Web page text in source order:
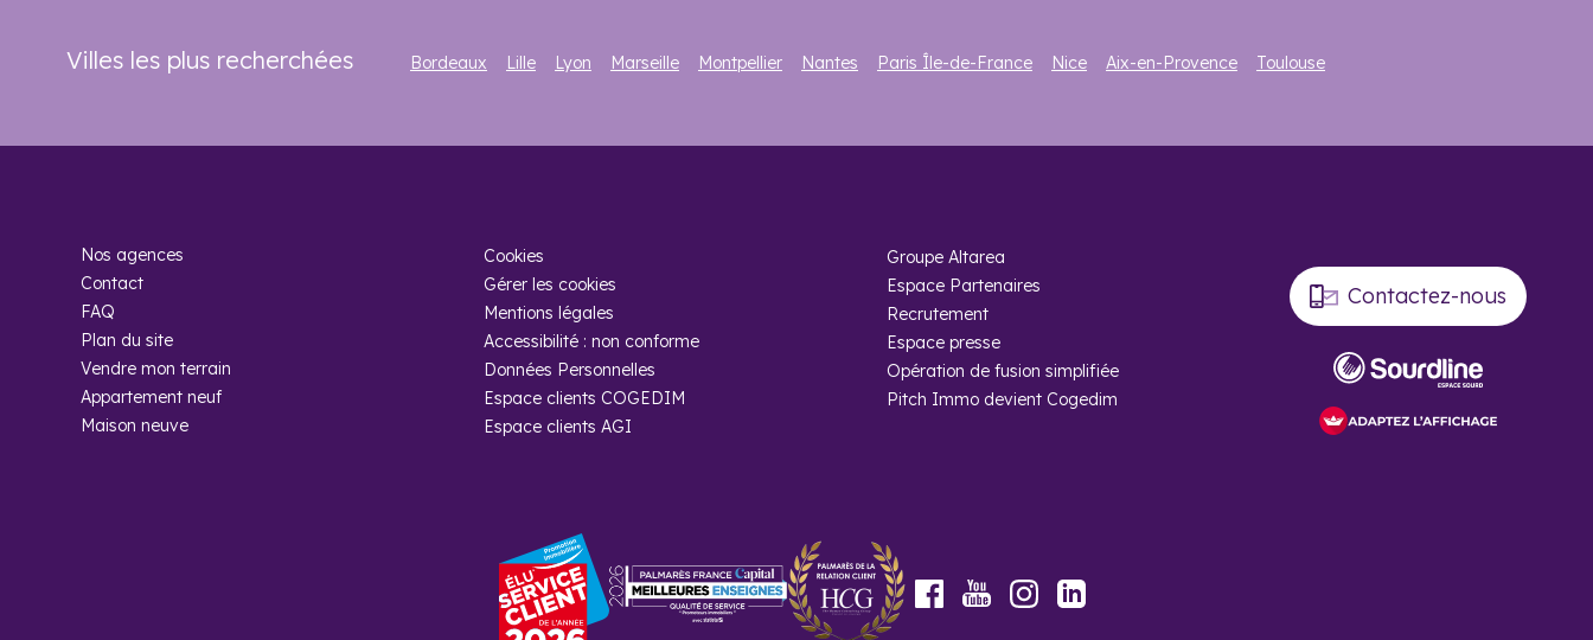
Villes les plus recherchées Bordeaux Lille Lyon Marseille Montpellier Nantes Paris Île-de-France Nice Aix-en-Provence Toulouse
Contactez-nous
Nos agences
Contact
FAQ
Plan du site
Vendre mon terrain
Appartement neuf
Maison neuve
Cookies
Gérer les cookies
Mentions légales
Accessibilité : non conforme
Données Personnelles
Espace clients COGEDIM
Espace clients AGI
Groupe Altarea
Espace Partenaires
Recrutement
Espace presse
Opération de fusion simplifiée
Pitch Immo devient Cogedim
Facebook
YoutubeInstagramLinkedIn